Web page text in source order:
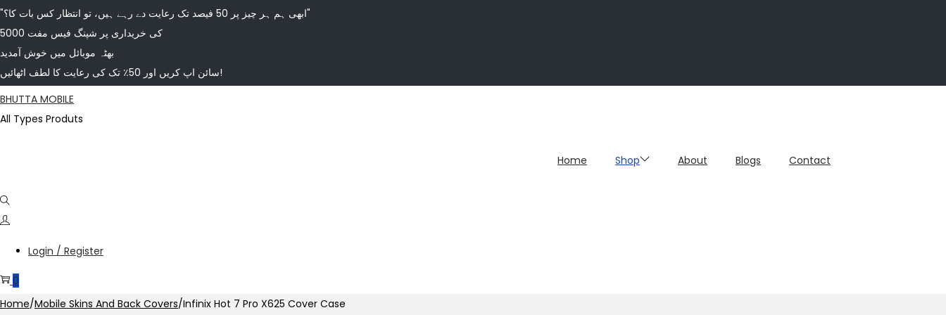
"ابھی ہم ہر چیز پر 50 فیصد تک رعایت دے رہے ہیں، تو انتظار کس بات کا؟"
5000 کی خریداری پر شپنگ فیس مفت
بھٹہ موبائل میں خوش آمدید
سائن اپ کریں اور 50٪ تک کی رعایت کا لطف اٹھائیں!
Skip
to
Skip
to
BHUTTA MOBILE
All Types Produts
Home Shop About Blogs Contact
Login / Register
0
Home/Mobile Skins And Back Covers/Infinix Hot 7 Pro X625 Cover Case